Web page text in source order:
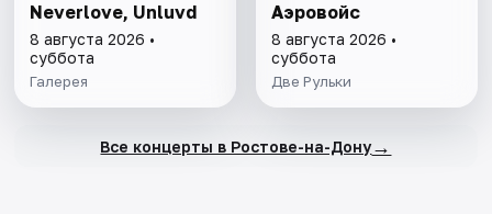
Neverlove, Unluvd
8 августа 2026 •
суббота
Галерея
Аэровойс
8 августа 2026 •
суббота
Две Рульки
Все концерты в Ростове-на-Дону→